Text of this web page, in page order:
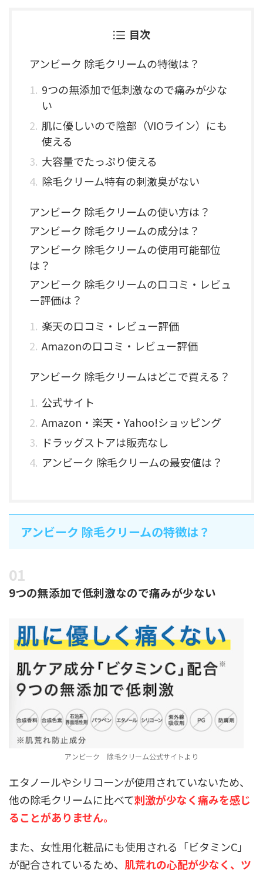
目次
アンビーク 除毛クリームの特徴は？
9つの無添加で低刺激なので痛みが少な
い
肌に優しいので陰部（VIOライン）にも
使える
大容量でたっぷり使える
除毛クリーム特有の刺激臭がない
アンビーク 除毛クリームの使い方は？
アンビーク 除毛クリームの成分は？
アンビーク 除毛クリームの使用可能部位
は？
アンビーク 除毛クリームの口コミ・レビュ
ー評価は？
楽天の口コミ・レビュー評価
Amazonの口コミ・レビュー評価
アンビーク 除毛クリームはどこで買える？
公式サイト
Amazon・楽天・Yahoo!ショッピング
ドラッグストアは販売なし
アンビーク 除毛クリームの最安値は？
アンビーク 除毛クリームの特徴は？
9つの無添加で低刺激なので痛みが少ない
アンビーク 除毛クリーム公式サイトより
エタノールやシリコーンが使用されていないため、
他の除毛クリームに比べて刺激が少なく痛みを感じ
ることがありません。
また、女性用化粧品にも使用される「ビタミンC」
が配合されているため、 肌荒れの心配が少なく、ツ